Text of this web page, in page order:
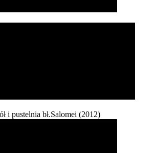
i pustelnia bł.Salomei (2012)